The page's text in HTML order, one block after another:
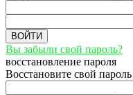
Вы забыли свой пароль?
восстановление пароля
Восстановите свой пароль